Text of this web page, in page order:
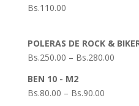
Bs.110.00
POLERAS DE ROCK &
Bs.250.00 – Bs.280.00
BEN 10 - M2
Bs.80.00 – Bs.90.00